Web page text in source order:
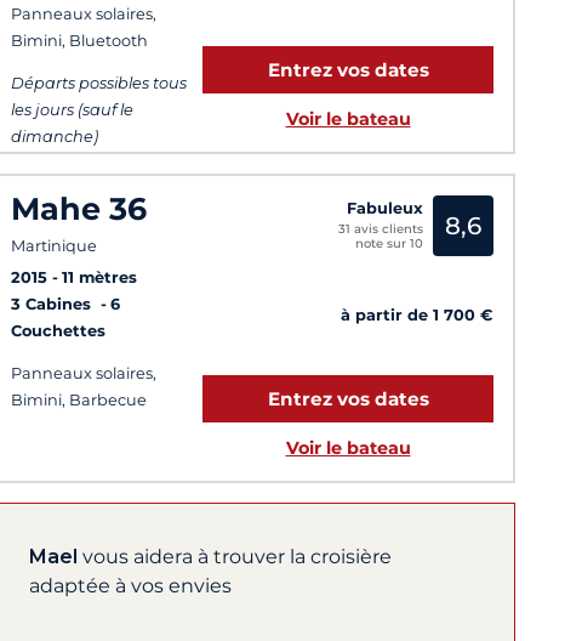
Panneaux solaires,
Bimini, Bluetooth
Départs possibles tous
les jours (sauf le
dimanche)
Entrez vos dates
Voir le bateau
Mahe 36
Martinique
2015
11 mètres
3 Cabines
6
Couchettes
Panneaux solaires,
Bimini, Barbecue
Fabuleux
31 avis clients
note sur 10
8,6
à partir de 1 700 €
Entrez vos dates
Voir le bateau
Mael vous aidera à trouver la croisière
adaptée à vos envies